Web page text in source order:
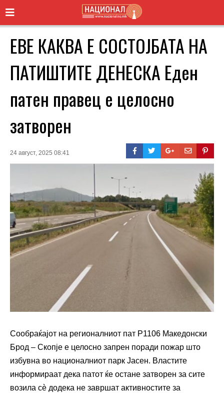
ЕВЕ КАКВА Е СОСТОЈБАТА НА
ПАТИШТИТЕ ДЕНЕСКА Еден
патен правец е целосно
затворен
24 август, 2025 08:41
Сообраќајот на регионалниот пат Р1106 Македонски
Брод – Скопје е целосно запрен поради пожар што
избувна во националниот парк Јасен. Властите
информираат дека патот ќе остане затворен за сите
возила сè додека не завршат активностите за